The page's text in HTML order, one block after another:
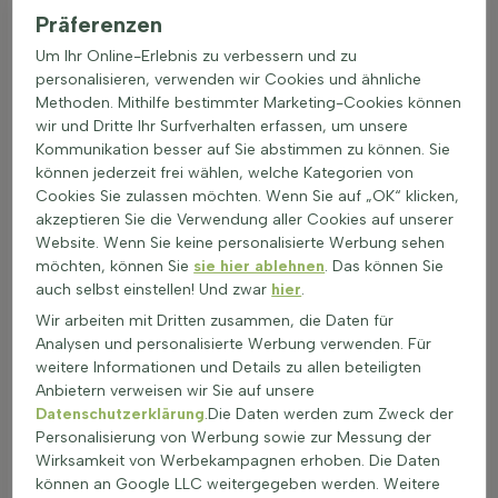
einem pH-Wert, der leicht sauer bis neutral ist. Dies kann
pH-Wertes gewährleistet werden. In einem Naschgarten oder
als Zierstrauch kann Amelanchier als Blütengehölz oder
Obststrauch gekauft werden. Die Felsenbirne ist ideal, um
eine Hecke für Tiere zu gestalten, die Schutz und Nahrung
bietet.
Wann und wie pflanzt man eine Felsenbirne
richtig?
Amelanchier wird bevorzugt im Herbst oder im frühen
Frühjahr bei milden Temperaturen gepflanzt. Pflanzen in
Töpfen können das ganze Jahr über gesetzt werden, außer
bei Frostperioden. Bei der Pflanzung ist ein neutraler bis leicht
saurer, humusreicher und gut durchlässiger Boden wichtig.
Kompost oder Lauberde sollte eingearbeitet werden. Die
Felsenbirne gedeiht sowohl in voller Sonne als auch im
Halbschatten. Sträucher sollten in der gleichen Höhe wie der
Wurzelballen gepflanzt werden und nach dem Pflanzen fest
angedrückt sowie ausreichend gegossen werden. Je nach
Wachstumsart und -geschwindigkeit variiert der
Präferenzen
Um Ihr Online-Erlebnis zu verbessern und zu
personalisieren, verwenden wir Cookies und ähnliche
Methoden. Mithilfe bestimmter Marketing-Cookies können
wir und Dritte Ihr Surfverhalten erfassen, um unsere
Kommunikation besser auf Sie abstimmen zu können. Sie
können jederzeit frei wählen, welche Kategorien von
Cookies Sie zulassen möchten. Wenn Sie auf „OK“ klicken,
akzeptieren Sie die Verwendung aller Cookies auf unserer
Website. Wenn Sie keine personalisierte Werbung sehen
möchten, können Sie sie hier ablehnen. Das können Sie
auch selbst einstellen! Und zwar hier.
Wir arbeiten mit Dritten zusammen, die Daten für
Analysen und personalisierte Werbung verwenden. Für
weitere Informationen und Details zu allen beteiligten
Anbietern verweisen wir Sie auf unsere
Datenschutzerklärung.Die Daten werden zum Zweck der
Personalisierung von Werbung sowie zur Messung der
Wirksamkeit von Werbekampagnen erhoben. Die Daten
können an Google LLC weitergegeben werden. Weitere